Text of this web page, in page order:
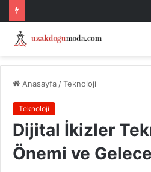
Anasayfa /Teknoloji
Teknoloji
Dijital İkizler
Önemi ve